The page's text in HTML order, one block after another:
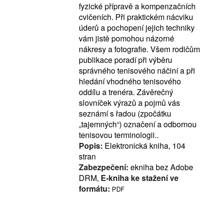
fyzické přípravě a kompenzačních
cvičeních. Při praktickém nácviku
úderů a pochopení jejich techniky
vám jistě pomohou názorné
nákresy a fotografie. Všem rodičům
publikace poradí při výběru
správného tenisového náčiní a při
hledání vhodného tenisového
oddílu a trenéra. Závěrečný
slovníček výrazů a pojmů vás
seznámí s řadou (zpočátku
„tajemných“) označení a odbornou
tenisovou terminologii..
Popis: Elektronická kniha, 104
stran
Zabezpečení: ekniha bez Adobe
DRM, E-kniha ke stažení ve
formátu: PDF